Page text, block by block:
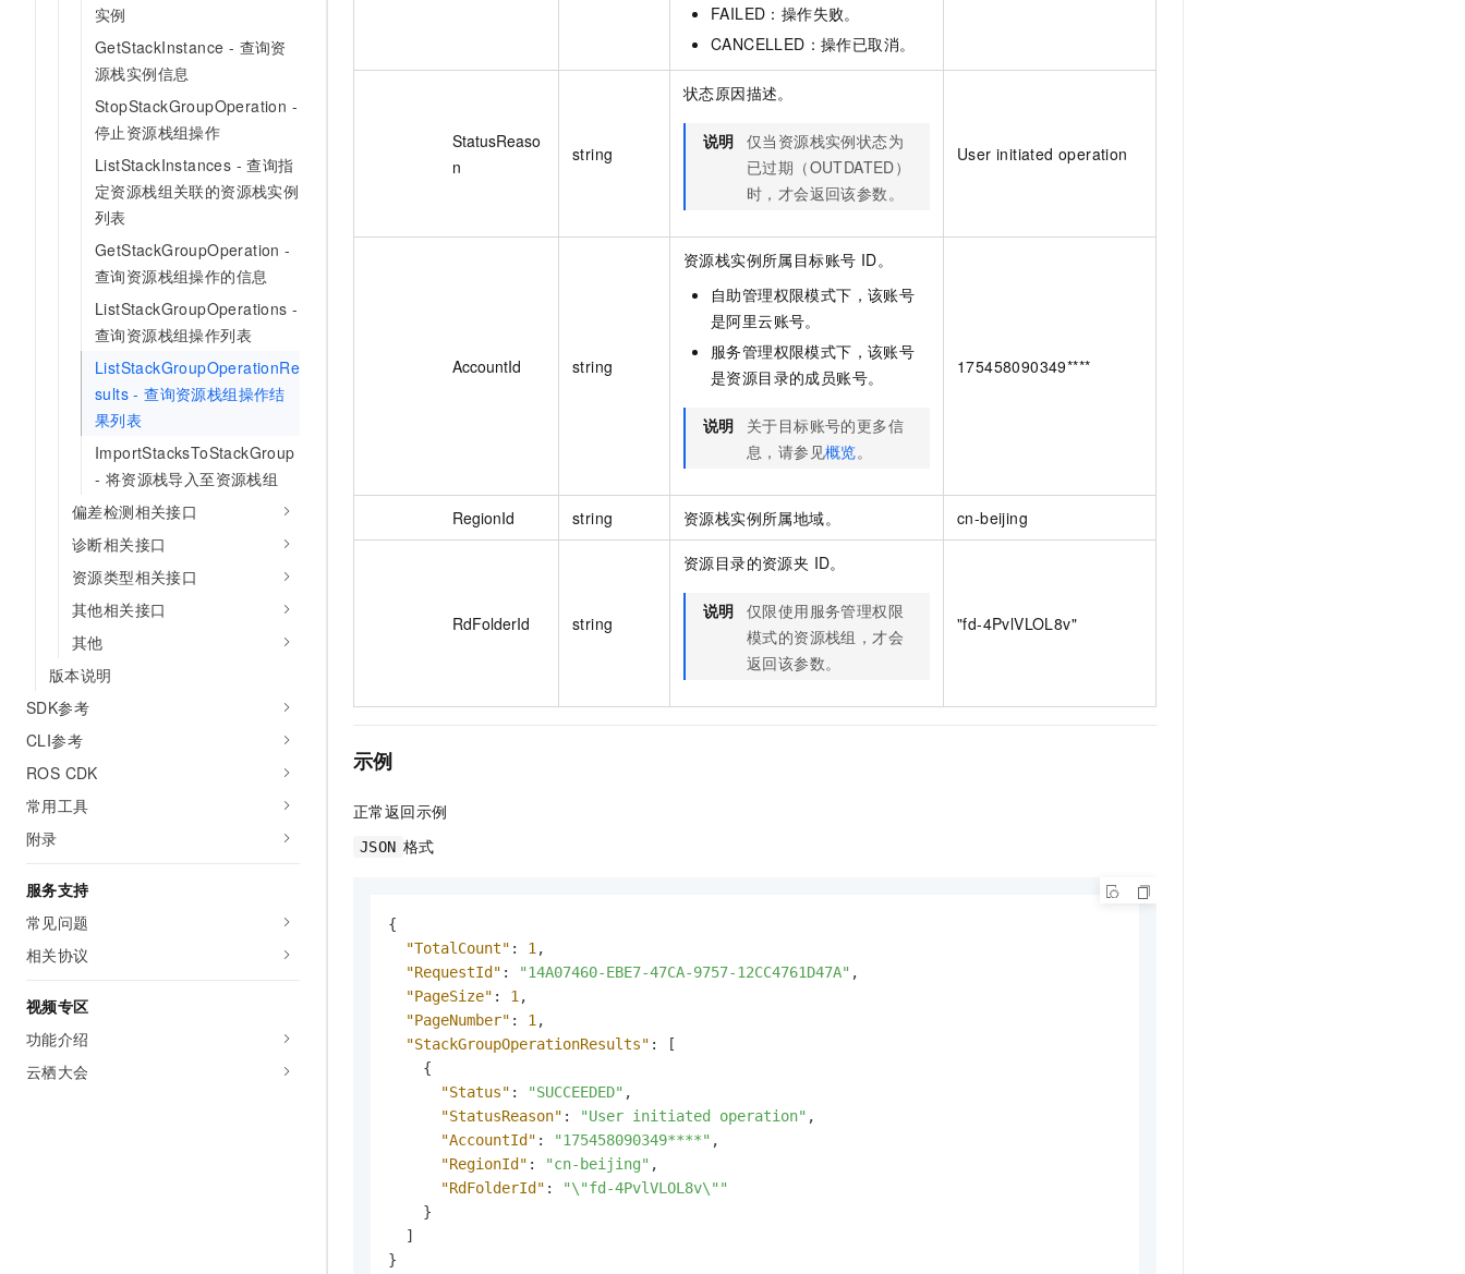
实例
GetStackInstance - 查询资
源栈实例信息
StopStackGroupOperation -
停止资源栈组操作
ListStackInstances - 查询指
定资源栈组关联的资源栈实例
列表
GetStackGroupOperation -
查询资源栈组操作的信息
ListStackGroupOperations -
查询资源栈组操作列表
ListStackGroupOperationRe
sults - 查询资源栈组操作结
果列表
ImportStacksToStackGroup
- 将资源栈导入至资源栈组
偏差检测相关接口
诊断相关接口
资源类型相关接口
其他相关接口
其他
版本说明
SDK参考
CLI参考
ROS CDK
常用工具
附录
服务支持
常见问题
相关协议
视频专区
功能介绍
云栖大会
FAILED：操作失败。
CANCELLED：操作已取消。
StatusReaso
n
string
状态原因描述。
说明 仅当资源栈实例状态为
已过期（OUTDATED）
时，才会返回该参数。
User initiated operation
AccountId string
资源栈实例所属目标账号 ID。
自助管理权限模式下，该账号
是阿里云账号。
服务管理权限模式下，该账号
是资源目录的成员账号。
说明
关于目标账号的更多信
息，请参见概览。
175458090349****
RegionId string 资源栈实例所属地域。 cn-beijing
RdFolderId string
资源目录的资源夹 ID。
说明 仅限使用服务管理权限
模式的资源栈组，才会
返回该参数。
"fd-4PvlVLOL8v"
示例
正常返回示例
JSON 格式
{
"TotalCount" : 1 ,
"RequestId" : "14A07460-EBE7-47CA-9757-12CC4761D47A" ,
"PageSize" : 1 ,
"PageNumber" : 1 ,
"StackGroupOperationResults" :
[
{
"Status" : "SUCCEEDED" ,
"StatusReason" : "User initiated operation" ,
"AccountId" : "175458090349****" ,
"RegionId" : "cn-beijing" ,
"RdFolderId" :
"\"fd-4PvlVLOL8v\""
}
]
}